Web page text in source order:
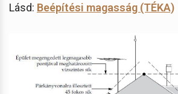
Lásd: Beépítési magasság (TÉKA)